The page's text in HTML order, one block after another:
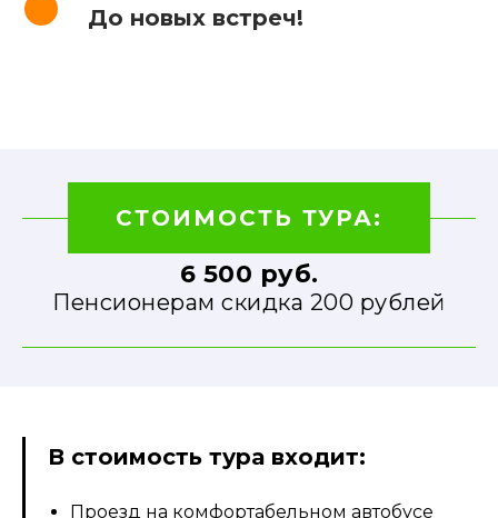
До новых встреч!
СТОИМОСТЬ ТУРА:
6 500 руб.
Пенсионерам скидка 200 рублей
В стоимость тура входит:
Проезд на комфортабельном автобусе